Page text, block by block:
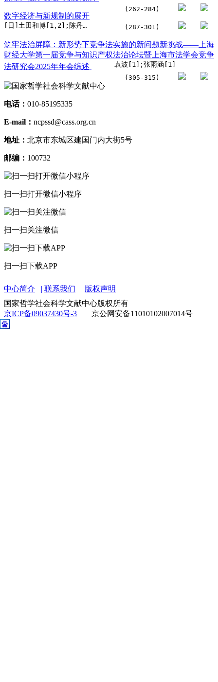
(262-284)
数字经济与新规制的展开
[日]土田和博[1,2];陈丹舟[1,3] (287-301)
筑牢法治屏障：新形势下竞争法实施的新问题新挑战——上海
财经大学第一届竞争与知识产权法治论坛暨上海市法学会竞争
法研究会2025年年会综述
袁波[1];张雨涵[1]
(305-315)
电话： 010-85195335
E-mail： ncpssd@cass.org.cn
地址： 北京市东城区建国门内大街5号
邮编： 100732
扫一扫打开微信小程序
扫一扫关注微信
扫一扫下载APP
中心简介 联系我们
版权声明
国家哲学社会科学文献中心版权所有
京ICP备09037430号-3
京公网安备11010102007014号